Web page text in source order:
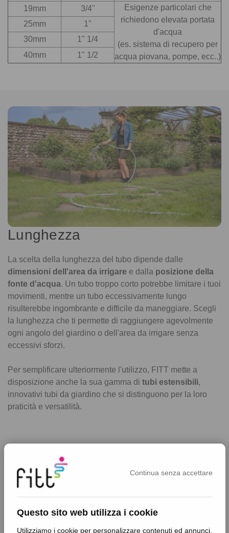
Continua senza accettare
Questo sito web utilizza i cookie
Utilizziamo i cookie per personalizzare contenuti ed annunci,
19mm
3/4"
Esigenze particolari che
richiedono elevata portata
d'acqua
(es. sistema di recupero per
acqua piovana, pompe, ecc..)
25mm
1"
30mm
1" 1/4
40mm
1" 1/2
Lunghezza
La scelta della lunghezza del tubo dipende dalle
dimensioni dell'area da irrigare e dalla posizione della
fonte d'acqua. Un tubo troppo corto potrebbe limitare i tuoi
movimenti, mentre un tubo eccessivamente lungo
risulterebbe ingombrante e difficile da maneggiare. Scegli
la lunghezza che ti permette di raggiungere agevolmente
ogni angolo del giardino o dell'area da irrigare senza
eccessivi sforzi.
Per semplificare ulteriormente l'utilizzo, FITT mette a
disposizione anche la sua gamma di tubi estensibili,
innovativi tubi da giardino che si distinguono per la loro
praticità e versatilità.